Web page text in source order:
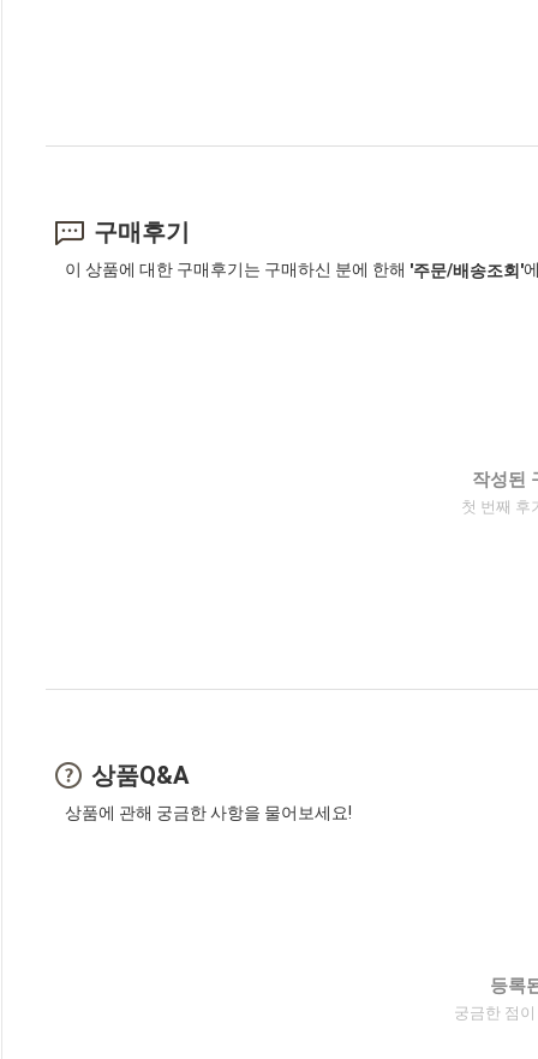
구매후기
이 상품에 대한 구매후기는 구매하신 분에 한해 '주문/배송조회'
작성된
첫 번째 후
상품Q&A
상품에 관해 궁금한 사항을 물어보세요!
등록
궁금한 점